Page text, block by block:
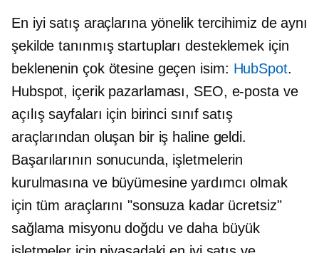
En iyi satış araçlarına yönelik tercihimiz de aynı
şekildetanınmışstartupları desteklemek için
beklenenin çok ötesine geçen isim: HubSpot.
Hubspot, içerik pazarlaması, SEO, e-posta ve
açılış sayfaları için birinci sınıf satış
araçlarından oluşan bir iş haline geldi.
Başarılarının sonucunda, işletmelerin
kurulmasına ve büyümesine yardımcı olmak
için tüm araçlarını "sonsuza kadar ücretsiz"
sağlama misyonu doğdu ve daha büyük